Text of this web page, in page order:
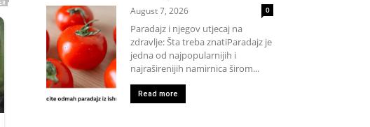
August 7, 2026 0
Paradajz i njegov utjecaj na
zdravlje: Šta treba znatiParadajz je
jedna od najpopularnijih i
najraširenijih namirnica širom...
Read more